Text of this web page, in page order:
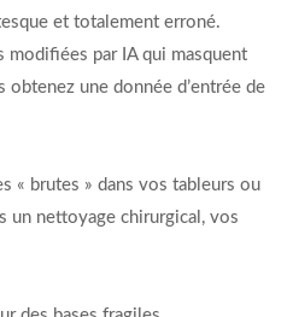
et totalement erroné.
modifiées par IA qui masquent
obtenez une donnée d’entrée de
« brutes » dans vos tableurs ou
un nettoyage chirurgical, vos